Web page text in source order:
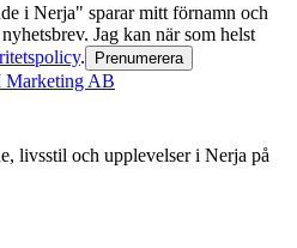
i Nerja" sparar mitt förnamn och
Jag kan när som helst
. Prenumerera
AB
livsstil och upplevelser i Nerja på